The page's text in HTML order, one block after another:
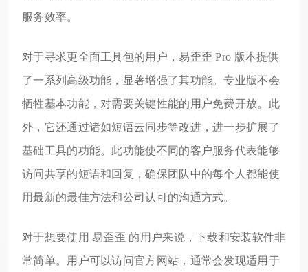
服务效率。
对于寻求更全面工具包的用户，易歪歪 Pro 版本提供
了一系列高级功能，显著增强了其功能。专业版不会
牺牲基本功能，对需要关键性能的用户免费开放。此
外，它还通过诸如短语云同步等改进，进一步扩展了
基础工具的功能。此功能使不同的客户服务代表能够
访问共享的短语和回复，确保团队中的每个人都能使
用最新的最佳方法和公司认可的沟通方式。
对于想要使用 易歪歪 的用户来说，下载和安装软件非
常简单。用户可以访问官方网站，通常会发现适用于